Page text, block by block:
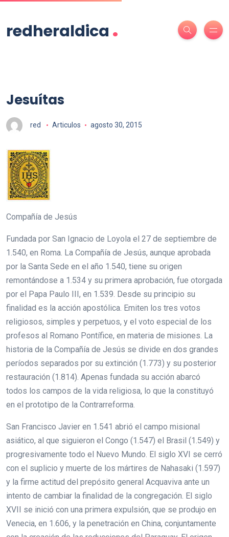
redheraldica .
Jesuítas
red Articulos agosto 30, 2015
Compañía de Jesús
Fundada por San Ignacio de Loyola el 27 de septiembre de
1.540, en Roma. La Compañía de Jesús, aunque aprobada
por la Santa Sede en el año 1.540, tiene su origen
remontándose a 1.534 y su primera aprobación, fue otorgada
por el Papa Paulo III, en 1.539. Desde su principio su
finalidad es la acción apostólica. Emiten los tres votos
religiosos, simples y perpetuos, y el voto especial de los
profesos al Romano Pontífice, en materia de misiones. La
historia de la Compañía de Jesús se divide en dos grandes
períodos separados por su extinción (1.773) y su posterior
restauración (1.814). Apenas fundada su acción abarcó
todos los campos de la vida religiosa, lo que la constituyó
en el prototipo de la Contrarreforma.
San Francisco Javier en 1.541 abrió el campo misional
asiático, al que siguieron el Congo (1.547) el Brasil (1.549) y
progresivamente todo el Nuevo Mundo. El siglo XVI se cerró
con el suplicio y muerte de los mártires de Nahasaki (1.597)
y la firme actitud del prepósito general Acquaviva ante un
intento de cambiar la finalidad de la congregación. El siglo
XVII se inició con una primera expulsión, que se produjo en
Venecia, en 1.606, y la penetración en China, conjuntamente